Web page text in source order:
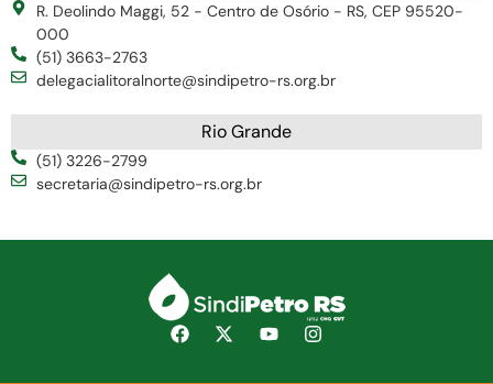
R. Deolindo Maggi, 52 - Centro de Osório - RS, CEP 95520-
000
(51) 3663-2763
delegacialitoralnorte@sindipetro-rs.org.br
Rio Grande
(51) 3226-2799
secretaria@sindipetro-rs.org.br